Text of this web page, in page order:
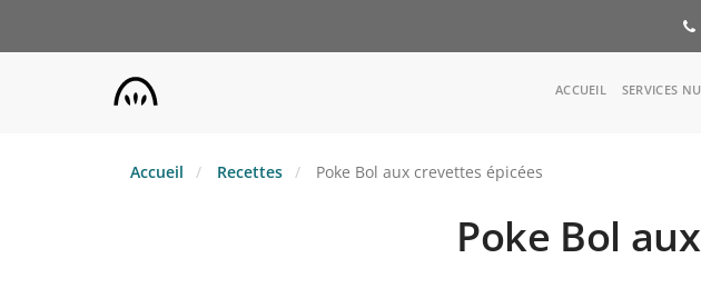
Main
ACCUEIL SERVICES
Accueil Recettes Poke Bol aux crevettes épicées
Poke Bol